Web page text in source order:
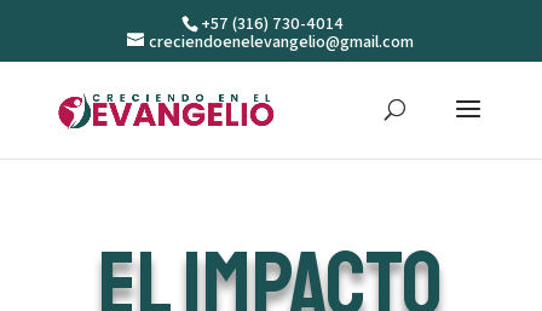
+57 (316) 730-4014
creciendoenelevangelio@gmail.com
El impacto